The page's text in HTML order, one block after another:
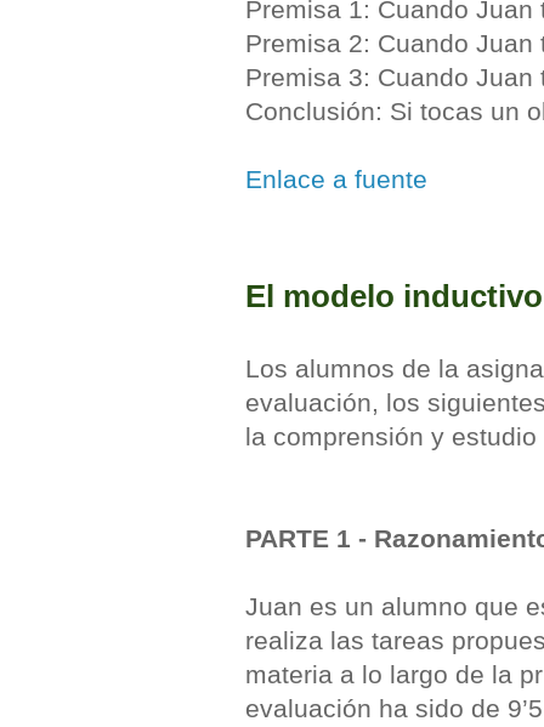
Premisa 1: Cuando
Premisa 2: Cuando
Premisa 3: Cuando
Conclusión: Si tocas un
Enlace a fuente
El modelo
Los alumnos de la
evaluación, los
la comprensión y
PARTE 1 -
Juan es un alumno que
realiza las tareas
materia a lo largo de la
evaluación ha sido de